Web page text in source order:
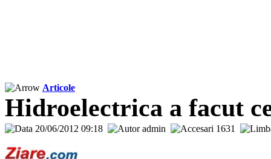
Articole
Hidroelectrica a facut
20/06/2012 09:18 admin 1631